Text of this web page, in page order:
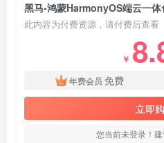
黑马-鸿蒙HarmonyOS端云一体
此内容为付费资源，请付费后查看
￥
年费会员 免费
立即
您当前未登录！